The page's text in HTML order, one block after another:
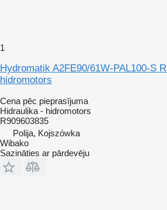
1
Hydromatik A2FE90/61W-PAL100-S
hidromotors
Cena pēc pieprasījuma
Hidraulika - hidromotors
R909603835
Polija, Kojszówka
Wibako
Sazināties ar pārdevēju